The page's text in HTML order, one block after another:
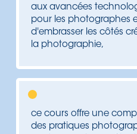
aux avancées
pour les photographes
d'embrasser les côtés
la photographie,
ce cours offre une
des pratiques